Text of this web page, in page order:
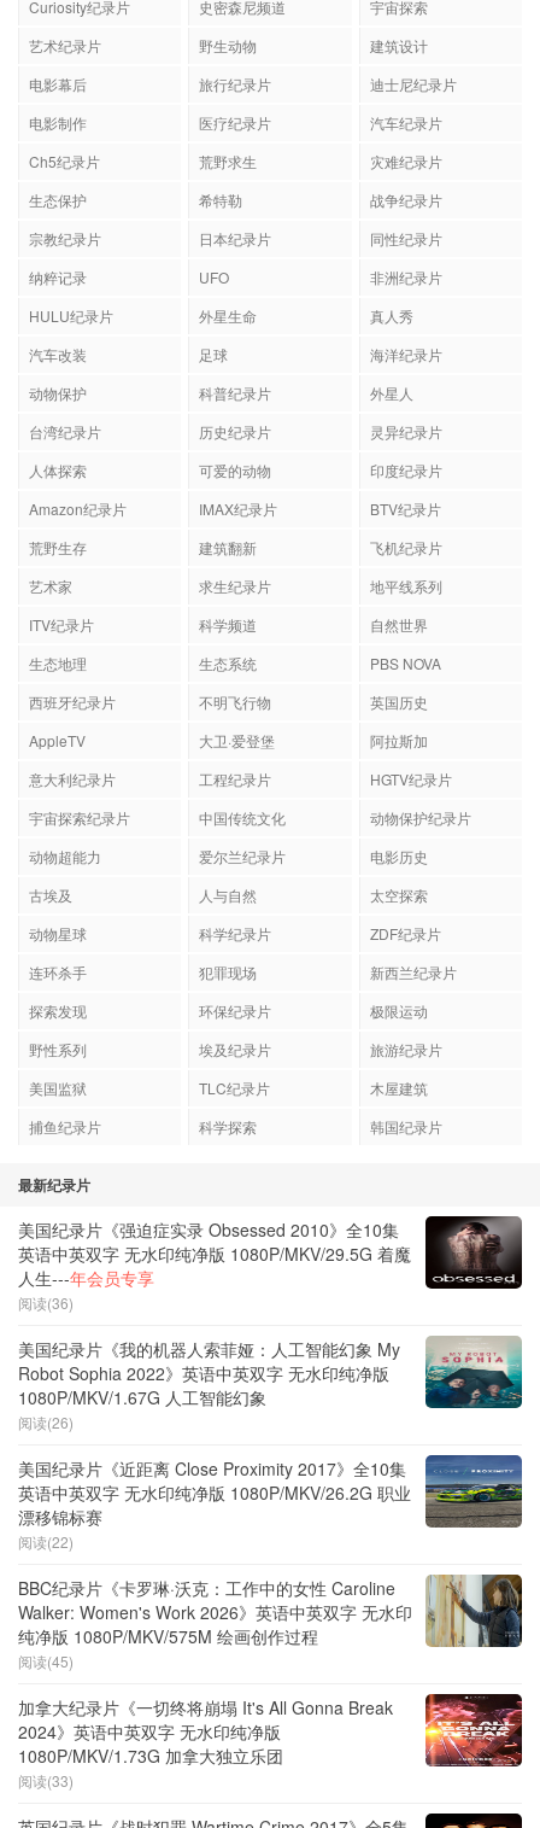
Curiosity纪录片 史密森尼频道
宇宙探索
艺术纪录片
野生动物
建筑设计
电影幕后
旅行纪录片
迪士尼纪录片
电影制作
医疗纪录片
汽车纪录片
Ch5纪录片
荒野求生
灾难纪录片
生态保护
希特勒
战争纪录片
宗教纪录片
日本纪录片
同性纪录片
纳粹记录
UFO
非洲纪录片
HULU纪录片
外星生命
真人秀
汽车改装
足球
海洋纪录片
动物保护
科普纪录片
外星人
台湾纪录片
历史纪录片
灵异纪录片
人体探索
可爱的动物
印度纪录片
Amazon纪录片
IMAX纪录片
BTV纪录片
荒野生存
建筑翻新
飞机纪录片
艺术家
求生纪录片
地平线系列
ITV纪录片
科学频道
自然世界
生态地理
生态系统
PBS NOVA
西班牙纪录片
不明飞行物
英国历史
AppleTV
大卫·爱登堡
阿拉斯加
意大利纪录片
工程纪录片
HGTV纪录片
宇宙探索纪录片
中国传统文化
动物保护纪录片
动物超能力
爱尔兰纪录片
电影历史
古埃及
人与自然
太空探索
动物星球
科学纪录片
ZDF纪录片
连环杀手
犯罪现场
新西兰纪录片
探索发现
环保纪录片
极限运动
野性系列
埃及纪录片
旅游纪录片
美国监狱
TLC纪录片
木屋建筑
捕鱼纪录片
科学探索 韩国纪录片
最新纪录片
美国纪录片《强迫症实录 Obsessed 2010》全10集
英语中英双字 无水印纯净版 1080P/MKV/29.5G 着魔
人生---年会员专享
阅读(36)
美国纪录片《我的机器人索菲娅：人工智能幻象 My
Robot Sophia 2022》英语中英双字 无水印纯净版
1080P/MKV/1.67G 人工智能幻象
阅读(26)
美国纪录片《近距离 Close Proximity 2017》全10集
英语中英双字 无水印纯净版 1080P/MKV/26.2G 职业
漂移锦标赛
阅读(22)
BBC纪录片《卡罗琳·沃克：工作中的女性 Caroline
Walker: Women's Work 2026》英语中英双字 无水印
纯净版 1080P/MKV/575M 绘画创作过程
阅读(45)
加拿大纪录片《一切终将崩塌 It's All Gonna Break
2024》英语中英双字 无水印纯净版
1080P/MKV/1.73G 加拿大独立乐团
阅读(33)